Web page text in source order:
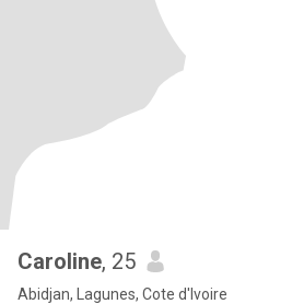
Caroline, 25
Abidjan, Lagunes, Cote d'Ivoire